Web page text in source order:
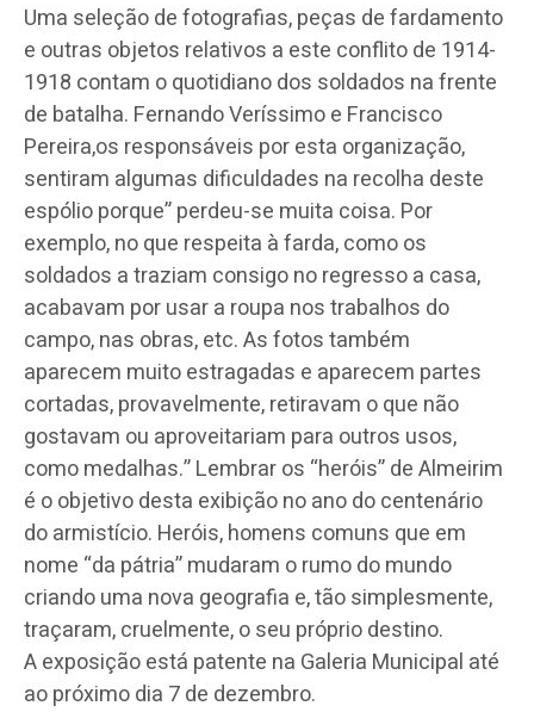
Uma seleção de fotografias, peças de fardamento
e outras objetos relativos a este conflito de 1914-
1918 contam o quotidiano dos soldados na frente
de batalha. Fernando Veríssimo e Francisco
Pereira,os responsáveis por esta organização,
sentiram algumas dificuldades na recolha deste
espólio porque” perdeu-se muita coisa. Por
exemplo, no que respeita à farda, como os
soldados a traziam consigo no regresso a casa,
acabavam por usar a roupa nos trabalhos do
campo, nas obras, etc. As fotos também
aparecem muito estragadas e aparecem partes
cortadas, provavelmente, retiravam o que não
gostavam ou aproveitariam para outros usos,
como medalhas.” Lembrar os “heróis” de Almeirim
é o objetivo desta exibição no ano do centenário
do armistício. Heróis, homens comuns que em
nome “da pátria” mudaram o rumo do mundo
criando uma nova geografia e, tão simplesmente,
traçaram, cruelmente, o seu próprio destino.
A exposição está patente na Galeria Municipal até
ao próximo dia 7 de dezembro.